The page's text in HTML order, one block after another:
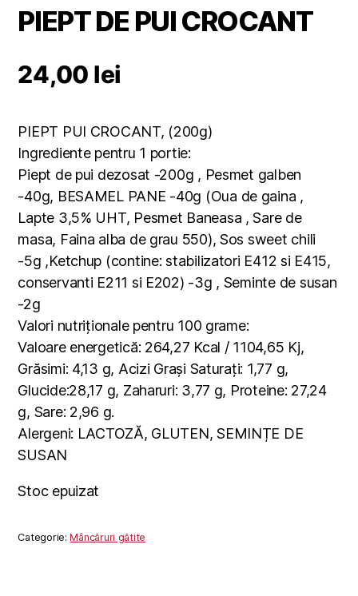
PIEPT DE PUI CROCANT
24,00 lei
PIEPT PUI CROCANT, (200g)
Ingrediente pentru 1 portie:
Piept de pui dezosat -200g , Pesmet galben
-40g, BESAMEL PANE -40g (Oua de gaina ,
Lapte 3,5% UHT, Pesmet Baneasa , Sare de
masa, Faina alba de grau 550), Sos sweet chili
-5g ,Ketchup (contine: stabilizatori E412 si E415,
conservanti E211 si E202) -3g , Seminte de susan
-2g
Valori nutriționale pentru 100 grame:
Valoare energetică: 264,27 Kcal / 1104,65 Kj,
Grăsimi: 4,13 g, Acizi Grași Saturați: 1,77 g,
Glucide:28,17 g, Zaharuri: 3,77 g, Proteine: 27,24
g, Sare: 2,96 g.
Alergeni: LACTOZĂ, GLUTEN, SEMINȚE DE
SUSAN
Stoc epuizat
Categorie:Mâncăruri gătite